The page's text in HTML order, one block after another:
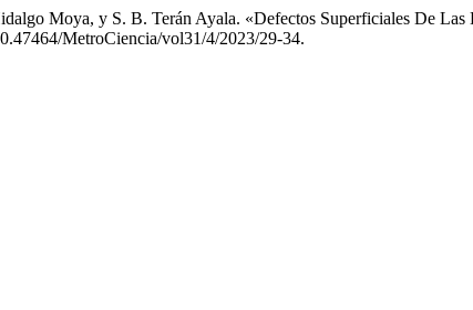
Moya, y S. B. Terán Ayala. «Defectos Superficiales De Las
MetroCiencia/vol31/4/2023/29-34.